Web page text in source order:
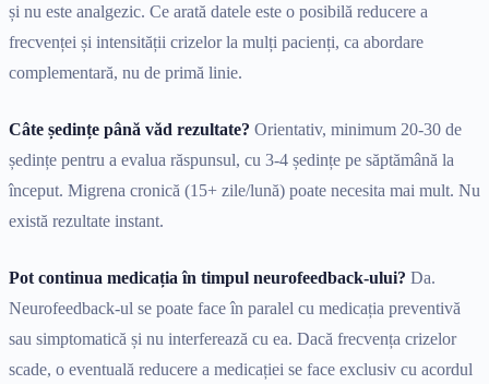
și nu este analgezic. Ce arată datele este o posibilă reducere a
frecvenței și intensității crizelor la mulți pacienți, ca abordare
complementară, nu de primă linie.
Câte ședințe până văd rezultate? Orientativ, minimum 20-30 de
ședințe pentru a evalua răspunsul, cu 3-4 ședințe pe săptămână la
început. Migrena cronică (15+ zile/lună) poate necesita mai mult. Nu
există rezultate instant.
Pot continua medicația în timpul neurofeedback-ului? Da.
Neurofeedback-ul se poate face în paralel cu medicația preventivă
sau simptomatică și nu interferează cu ea. Dacă frecvența crizelor
scade, o eventuală reducere a medicației se face exclusiv cu acordul